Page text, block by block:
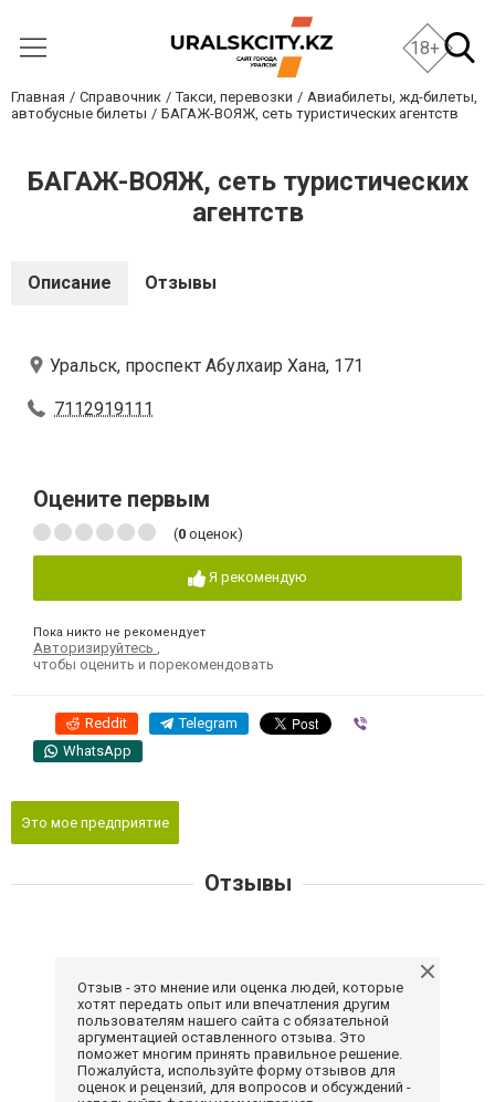
18+
Главная Справочник Такси, перевозки
Авиабилеты, жд-билеты,
автобусные билеты
БАГАЖ-ВОЯЖ, сеть туристических агентств
БАГАЖ-ВОЯЖ, сеть туристических
агентств
Описание Отзывы
Уральск, проспект Абулхаир Хана, 171
7112919111
Оцените первым
(0 оценок)
Я рекомендую
Пока никто не рекомендует
Авторизируйтесь
чтобы оценить и порекомендовать
Reddit Telegram
WhatsApp
Это мое предприятие
Отзывы
Отзыв - это мнение или оценка людей, которые
хотят передать опыт или впечатления другим
пользователям нашего сайта с обязательной
аргументацией оставленного отзыва. Это
поможет многим принять правильное решение.
Пожалуйста, используйте форму отзывов для
оценок и рецензий, для вопросов и обсуждений -